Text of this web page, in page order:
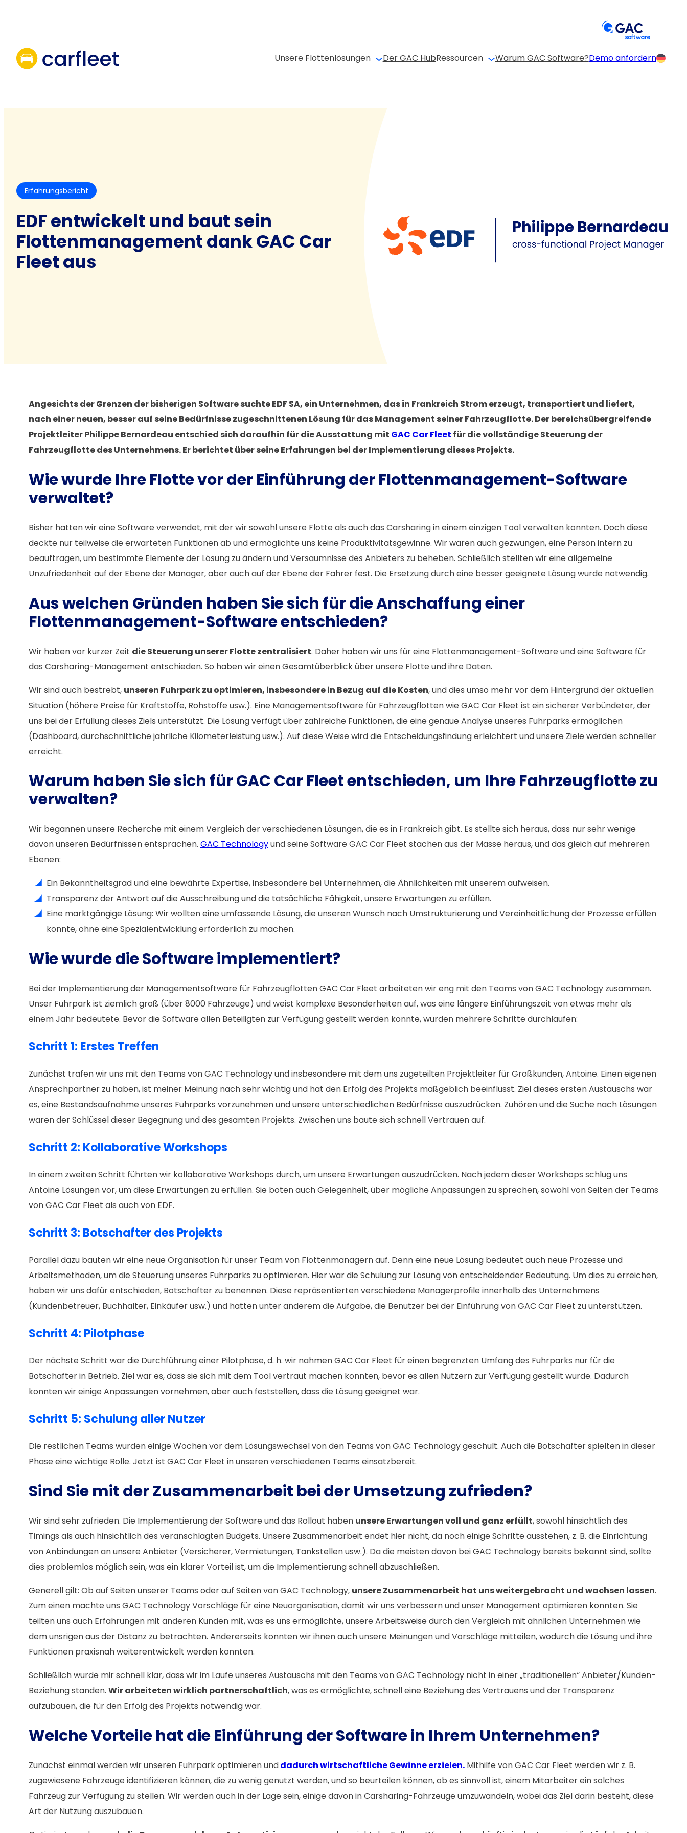
Unsere Flottenlösungen
Der GAC HubRessourcen Warum GAC Software?Demo anfordern
Erfahrungsbericht
EDF entwickelt und baut sein
Flottenmanagement dank GAC Car
Fleet aus
Angesichts der Grenzen der bisherigen Software suchte EDF SA, ein Unternehmen, das in Frankreich Strom erzeugt, transportiert und liefert,
nach einer neuen, besser auf seine Bedürfnisse zugeschnittenen Lösung für das Management seiner Fahrzeugflotte. Der bereichsübergreifende
Projektleiter Philippe Bernardeau entschied sich daraufhin für die Ausstattung mit GAC Car Fleet für die vollständige Steuerung der
Fahrzeugflotte des Unternehmens. Er berichtet über seine Erfahrungen bei der Implementierung dieses Projekts.
Wie wurde Ihre Flotte vor der Einführung der Flottenmanagement-Software
verwaltet?
Bisher hatten wir eine Software verwendet, mit der wir sowohl unsere Flotte als auch das Carsharing in einem einzigen Tool verwalten konnten. Doch diese
deckte nur teilweise die erwarteten Funktionen ab und ermöglichte uns keine Produktivitätsgewinne. Wir waren auch gezwungen, eine Person intern zu
beauftragen, um bestimmte Elemente der Lösung zu ändern und Versäumnisse des Anbieters zu beheben. Schließlich stellten wir eine allgemeine
Unzufriedenheit auf der Ebene der Manager, aber auch auf der Ebene der Fahrer fest. Die Ersetzung durch eine besser geeignete Lösung wurde notwendig.
Aus welchen Gründen haben Sie sich für die Anschaffung einer
Flottenmanagement-Software entschieden?
Wir haben vor kurzer Zeit die Steuerung unserer Flotte zentralisiert. Daher haben wir uns für eine Flottenmanagement-Software und eine Software für
das Carsharing-Management entschieden. So haben wir einen Gesamtüberblick über unsere Flotte und ihre Daten.
Wir sind auch bestrebt, unseren Fuhrpark zu optimieren, insbesondere in Bezug auf die Kosten, und dies umso mehr vor dem Hintergrund der aktuellen
Situation (höhere Preise für Kraftstoffe, Rohstoffe usw.). Eine Managementsoftware für Fahrzeugflotten wie GAC Car Fleet ist ein sicherer Verbündeter, der
uns bei der Erfüllung dieses Ziels unterstützt. Die Lösung verfügt über zahlreiche Funktionen, die eine genaue Analyse unseres Fuhrparks ermöglichen
(Dashboard, durchschnittliche jährliche Kilometerleistung usw.). Auf diese Weise wird die Entscheidungsfindung erleichtert und unsere Ziele werden schneller
erreicht.
Warum haben Sie sich für GAC Car Fleet entschieden, um Ihre Fahrzeugflotte zu
verwalten?
Wir begannen unsere Recherche mit einem Vergleich der verschiedenen Lösungen, die es in Frankreich gibt. Es stellte sich heraus, dass nur sehr wenige
davon unseren Bedürfnissen entsprachen. GAC Technologyund seine Software GAC Car Fleet stachen aus der Masse heraus, und das gleich auf mehreren
Ebenen:
Ein Bekanntheitsgrad und eine bewährte Expertise, insbesondere bei Unternehmen, die Ähnlichkeiten mit unserem aufweisen.
Transparenz der Antwort auf die Ausschreibung und die tatsächliche Fähigkeit, unsere Erwartungen zu erfüllen.
Eine marktgängige Lösung: Wir wollten eine umfassende Lösung, die unseren Wunsch nach Umstrukturierung und Vereinheitlichung der Prozesse erfüllen
konnte, ohne eine Spezialentwicklung erforderlich zu machen.
Wie wurde die Software implementiert?
Bei der Implementierung der Managementsoftware für Fahrzeugflotten GAC Car Fleet arbeiteten wir eng mit den Teams von GAC Technology zusammen.
Unser Fuhrpark ist ziemlich groß (über 8000 Fahrzeuge) und weist komplexe Besonderheiten auf, was eine längere Einführungszeit von etwas mehr als
einem Jahr bedeutete. Bevor die Software allen Beteiligten zur Verfügung gestellt werden konnte, wurden mehrere Schritte durchlaufen:
Schritt 1: Erstes Treffen
Zunächst trafen wir uns mit den Teams von GAC Technology und insbesondere mit dem uns zugeteilten Projektleiter für Großkunden, Antoine. Einen eigenen
Ansprechpartner zu haben, ist meiner Meinung nach sehr wichtig und hat den Erfolg des Projekts maßgeblich beeinflusst. Ziel dieses ersten Austauschs war
es, eine Bestandsaufnahme unseres Fuhrparks vorzunehmen und unsere unterschiedlichen Bedürfnisse auszudrücken. Zuhören und die Suche nach Lösungen
waren der Schlüssel dieser Begegnung und des gesamten Projekts. Zwischen uns baute sich schnell Vertrauen auf.
Schritt 2: Kollaborative Workshops
In einem zweiten Schritt führten wir kollaborative Workshops durch, um unsere Erwartungen auszudrücken. Nach jedem dieser Workshops schlug uns
Antoine Lösungen vor, um diese Erwartungen zu erfüllen. Sie boten auch Gelegenheit, über mögliche Anpassungen zu sprechen, sowohl von Seiten der Teams
von GAC Car Fleet als auch von EDF.
Schritt 3: Botschafter des Projekts
Parallel dazu bauten wir eine neue Organisation für unser Team von Flottenmanagern auf. Denn eine neue Lösung bedeutet auch neue Prozesse und
Arbeitsmethoden, um die Steuerung unseres Fuhrparks zu optimieren. Hier war die Schulung zur Lösung von entscheidender Bedeutung. Um dies zu erreichen,
haben wir uns dafür entschieden, Botschafter zu benennen. Diese repräsentierten verschiedene Managerprofile innerhalb des Unternehmens
(Kundenbetreuer, Buchhalter, Einkäufer usw.) und hatten unter anderem die Aufgabe, die Benutzer bei der Einführung von GAC Car Fleet zu unterstützen.
Schritt 4: Pilotphase
Der nächste Schritt war die Durchführung einer Pilotphase, d. h. wir nahmen GAC Car Fleet für einen begrenzten Umfang des Fuhrparks nur für die
Botschafter in Betrieb. Ziel war es, dass sie sich mit dem Tool vertraut machen konnten, bevor es allen Nutzern zur Verfügung gestellt wurde. Dadurch
konnten wir einige Anpassungen vornehmen, aber auch feststellen, dass die Lösung geeignet war.
Schritt 5: Schulung aller Nutzer
Die restlichen Teams wurden einige Wochen vor dem Lösungswechsel von den Teams von GAC Technology geschult. Auch die Botschafter spielten in dieser
Phase eine wichtige Rolle. Jetzt ist GAC Car Fleet in unseren verschiedenen Teams einsatzbereit.
Sind Sie mit der Zusammenarbeit bei der Umsetzung zufrieden?
Wir sind sehr zufrieden. Die Implementierung der Software und das Rollout haben unsere Erwartungen voll und ganz erfüllt, sowohl hinsichtlich des
Timings als auch hinsichtlich des veranschlagten Budgets. Unsere Zusammenarbeit endet hier nicht, da noch einige Schritte ausstehen, z. B. die Einrichtung
von Anbindungen an unsere Anbieter (Versicherer, Vermietungen, Tankstellen usw.). Da die meisten davon bei GAC Technology bereits bekannt sind, sollte
dies problemlos möglich sein, was ein klarer Vorteil ist, um die Implementierung schnell abzuschließen.
Generell gilt: Ob auf Seiten unserer Teams oder auf Seiten von GAC Technology, unsere Zusammenarbeit hat uns weitergebracht und wachsen lassen.
Zum einen machte uns GAC Technology Vorschläge für eine Neuorganisation, damit wir uns verbessern und unser Management optimieren konnten. Sie
teilten uns auch Erfahrungen mit anderen Kunden mit, was es uns ermöglichte, unsere Arbeitsweise durch den Vergleich mit ähnlichen Unternehmen wie
dem unsrigen aus der Distanz zu betrachten. Andererseits konnten wir ihnen auch unsere Meinungen und Vorschläge mitteilen, wodurch die Lösung und ihre
Funktionen praxisnah weiterentwickelt werden konnten.
Schließlich wurde mir schnell klar, dass wir im Laufe unseres Austauschs mit den Teams von GAC Technology nicht in einer „traditionellen“ Anbieter/Kunden-
Beziehung standen. Wir arbeiteten wirklich partnerschaftlich, was es ermöglichte, schnell eine Beziehung des Vertrauens und der Transparenz
aufzubauen, die für den Erfolg des Projekts notwendig war.
Welche Vorteile hat die Einführung der Software in Ihrem Unternehmen?
Zunächst einmal werden wir unseren Fuhrpark optimieren unddadurch wirtschaftliche Gewinne erzielen. Mithilfe von GAC Car Fleet werden wir z. B.
zugewiesene Fahrzeuge identifizieren können, die zu wenig genutzt werden, und so beurteilen können, ob es sinnvoll ist, einem Mitarbeiter ein solches
Fahrzeug zur Verfügung zu stellen. Wir werden auch in der Lage sein, einige davon in Carsharing-Fahrzeuge umzuwandeln, wobei das Ziel darin besteht, diese
Art der Nutzung auszubauen.